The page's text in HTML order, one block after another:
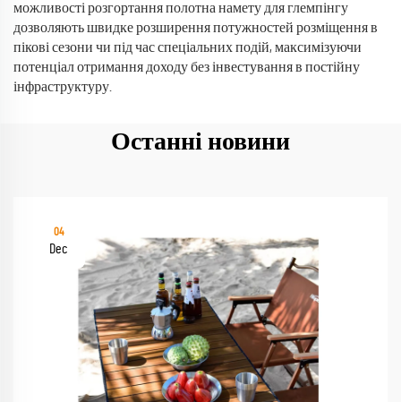
можливості розгортання полотна намету для глемпінгу
дозволяють швидке розширення потужностей розміщення в
пікові сезони чи під час спеціальних подій, максимізуючи
потенціал отримання доходу без інвестування в постійну
інфраструктуру.
Останні новини
04
Dec